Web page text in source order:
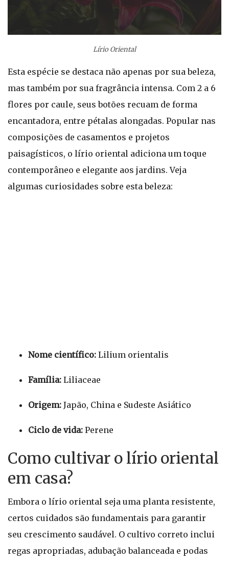
Lírio Oriental
Esta espécie se destaca não apenas por sua beleza,
mas também por sua fragrância intensa. Com 2 a 6
flores por caule, seus botões recuam de forma
encantadora, entre pétalas alongadas. Popular nas
composições de casamentos e projetos
paisagísticos, o lírio oriental adiciona um toque
contemporâneo e elegante aos jardins. Veja
algumas curiosidades sobre esta beleza:
Nome científico: Lilium orientalis
Família: Liliaceae
Origem: Japão, China e Sudeste Asiático
Ciclo de vida: Perene
Como cultivar o lírio oriental
em casa?
Embora o lírio oriental seja uma planta resistente,
certos cuidados são fundamentais para garantir
seu crescimento saudável. O cultivo correto inclui
regas apropriadas, adubação balanceada e podas